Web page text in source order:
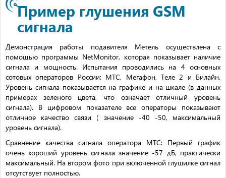
Пример глушения GSM
сигнала
Демонстрация работы подавителя Метель осуществлена с
помощью программы NetMonitor, которая показывает наличие
сигнала и мощность. Испытания проводились на 4 основных
сотовых операторов России: МТС, Мегафон, Теле 2 и Билайн.
Уровень сигнала показывается на графике и на шкале (в данных
примерах зеленого цвета, что означает отличный уровень
сигнала). В цифровом показателе все операторы показывают
отличное качество связи ( значение -40 -50, максимальный
уровень сигнала).
Сравнение качества сигнала оператора МТС: Первый график
очень хороший уровень сигнала значение -57 дБ, практически
максимальный. На втором фото при включенной глушилке сигнал
отсутствует полностью.